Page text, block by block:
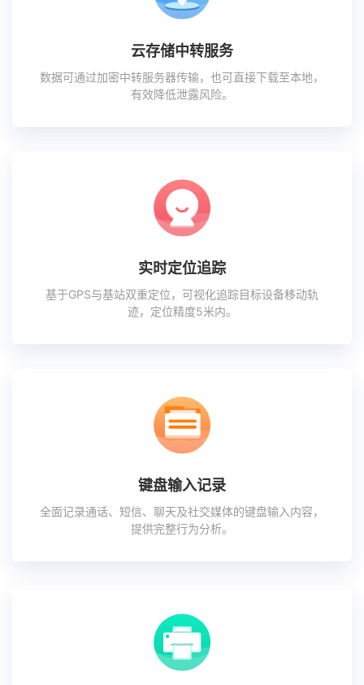
云存储中转服务
数据可通过加密中转服务器传输，也可直接下载至本地，
有效降低泄露风险。
实时定位追踪
基于GPS与基站双重定位，可视化追踪目标设备移动轨
迹，定位精度5米内。
键盘输入记录
全面记录通话、短信、聊天及社交媒体的键盘输入内容，
提供完整行为分析。